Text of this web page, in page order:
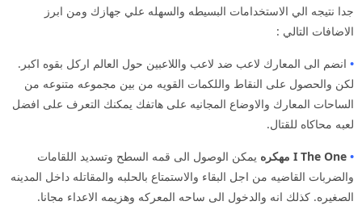
جدا نتيجه الي الاستخدامات البسيطه والسهله علي جهازك ومن ابرز
الاضافات التالي :
• انضم الى المعارك لاعب ضد لاعب واللاعبين حول العالم اركل بقوه اكبر.
لكن والحصول على النقاط واللكمات القويه من بين مجموعه متنوعه من
الساحات المعارك والاوضاع المجانيه على هاتفك يمكنك التعرف على افضل
لعبه محاكاه للقتال.
• I The One مهكره
يمكن الوصول الى قمه السطح وتسديد اللقامات
والضربات القاضيه من اجل البقاء والاستمتاع بالحلبه والمقاتله داخل المدينه
الصغيره. كذلك انه والدخول الى ساحه المعركه وهزيمه الاعداء مجانا.